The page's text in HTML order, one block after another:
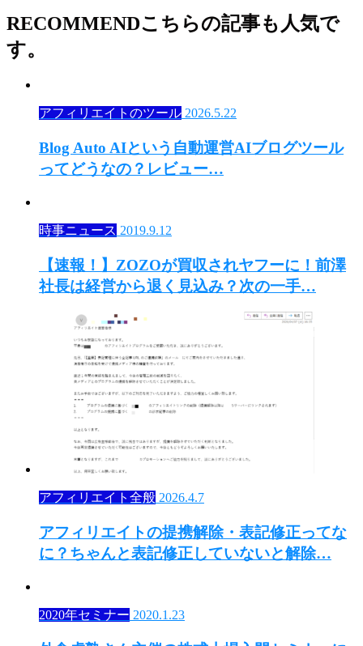
RECOMMENDこちらの記事も人気で
す。
アフィリエイトのツール 2026.5.22
Blog Auto AIという自動運営AIブログツール
ってどうなの？レビュー…
時事ニュース 2019.9.12
【速報！】ZOZOが買収されヤフーに！前澤
社長は経営から退く見込み？次の一手…
アフィリエイト全般 2026.4.7
アフィリエイトの提携解除・表記修正ってな
に？ちゃんと表記修正していないと解除…
2020年セミナー 2020.1.23